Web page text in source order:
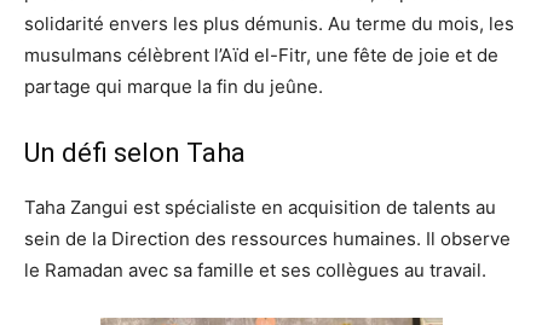
solidarité envers les plus démunis. Au terme du mois, les
musulmans célèbrent l’Aïd el-Fitr, une fête de joie et de
partage qui marque la fin du jeûne.
Un défi selon Taha
Taha Zangui est spécialiste en acquisition de talents au
sein de la Direction des ressources humaines. Il observe
le Ramadan avec sa famille et ses collègues au travail.